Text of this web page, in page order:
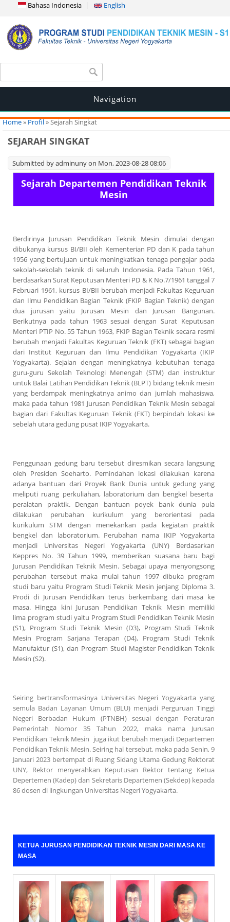
Bahasa Indonesia English
Search form
Navigation
You are here
Home»Profil» Sejarah Singkat
SEJARAH SINGKAT
Submitted byadminunyon Mon, 2023-08-28 08:06
Sejarah Departemen Pendidikan Teknik
Mesin
Berdirinya Jurusan Pendidikan Teknik Mesin dimulai dengan
dibukanya kursus BI/BII oleh Kementerian PD dan K pada tahun
1956 yang bertujuan untuk meningkatkan tenaga pengajar pada
sekolah-sekolah teknik di seluruh Indonesia. Pada Tahun 1961,
berdasarkan Surat Keputusan Menteri PD & K No.7/1961 tanggal 7
Februari 1961, kursus BI/BII berubah menjadi Fakultas Keguruan
dan Ilmu Pendidikan Bagian Teknik (FKIP Bagian Teknik) dengan
dua jurusan yaitu Jurusan Mesin dan Jurusan Bangunan.
Berikutnya pada tahun 1963 sesuai dengan Surat Keputusan
Menteri PTIP No. 55 Tahun 1963, FKIP Bagian Teknik secara resmi
berubah menjadi Fakultas Keguruan Teknik (FKT) sebagai bagian
dari Institut Keguruan dan Ilmu Pendidikan Yogyakarta (IKIP
Yogyakarta). Sejalan dengan meningkatnya kebutuhan tenaga
guru-guru Sekolah Teknologi Menengah (STM) dan instruktur
untuk Balai Latihan Pendidikan Teknik (BLPT) bidang teknik mesin
yang berdampak meningkatnya animo dan jumlah mahasiswa,
maka pada tahun 1981 Jurusan Pendidikan Teknik Mesin sebagai
bagian dari Fakultas Keguruan Teknik (FKT) berpindah lokasi ke
sebelah utara gedung pusat IKIP Yogyakarta.
Penggunaan gedung baru tersebut diresmikan secara langsung
oleh Presiden Soeharto. Pemindahan lokasi dilakukan karena
adanya bantuan dari Proyek Bank Dunia untuk gedung yang
meliputi ruang perkuliahan, laboratorium dan bengkel beserta
peralatan praktik. Dengan bantuan poyek bank dunia pula
dilakukan perubahan kurikulum yang berorientasi pada
kurikulum STM dengan menekankan pada kegiatan praktik
bengkel dan laboratorium. Perubahan nama IKIP Yogyakarta
menjadi Universitas Negeri Yogyakarta (UNY) Berdasarkan
Keppres No. 39 Tahun 1999, memberikan suasana baru bagi
Jurusan Pendidikan Teknik Mesin. Sebagai upaya menyongsong
perubahan tersebut maka mulai tahun 1997 dibuka program
studi baru yaitu Program Studi Teknik Mesin jenjang Diploma 3.
Prodi di Jurusan Pendidikan terus berkembang dari masa ke
masa. Hingga kini Jurusan Pendidikan Teknik Mesin memiliki
lima program studi yaitu Program Studi Pendidikan Teknik Mesin
(S1), Program Studi Teknik Mesin (D3), Program Studi Teknik
Mesin Program Sarjana Terapan (D4), Program Studi Teknik
Manufaktur (S1), dan Program Studi Magister Pendidikan Teknik
Mesin (S2).
Seiring bertransformasinya Universitas Negeri Yogyakarta yang
semula Badan Layanan Umum (BLU) menjadi Perguruan Tinggi
Negeri Berbadan Hukum (PTNBH) sesuai dengan Peraturan
Pemerintah Nomor 35 Tahun 2022, maka nama Jurusan
Pendidikan Teknik Mesin juga ikut berubah menjadi Departemen
Pendidikan Teknik Mesin. Seiring hal tersebut, maka pada Senin, 9
Januari 2023 bertempat di Ruang Sidang Utama Gedung Rektorat
UNY, Rektor menyerahkan Keputusan Rektor tentang Ketua
Depertemen (Kadep) dan Sekretaris Departemen (Sekdep) kepada
86 dosen di lingkungan Universitas Negeri Yogyakarta.
KETUA JURUSAN PENDIDIKAN TEKNIK MESIN DARI MASA KE
MASA